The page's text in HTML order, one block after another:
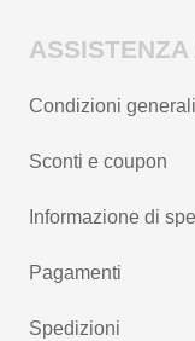
ASSISTENZA
Condizioni
Sconti e coupon
Informazione di
Pagamenti
Spedizioni